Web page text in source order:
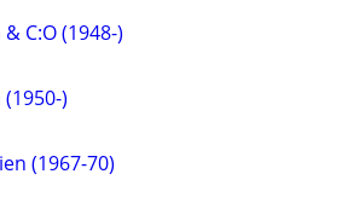
C:O (1948-)
)
(1967-70)